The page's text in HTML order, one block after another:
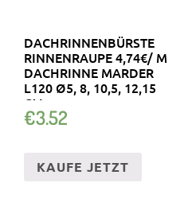
DACHRINNENBÜRSTE
RINNENRAUPE 4,74€/ M
DACHRINNE MARDER
L120 Ø5, 8, 10,5, 12,15
CM
€3.52
KAUFE JETZT